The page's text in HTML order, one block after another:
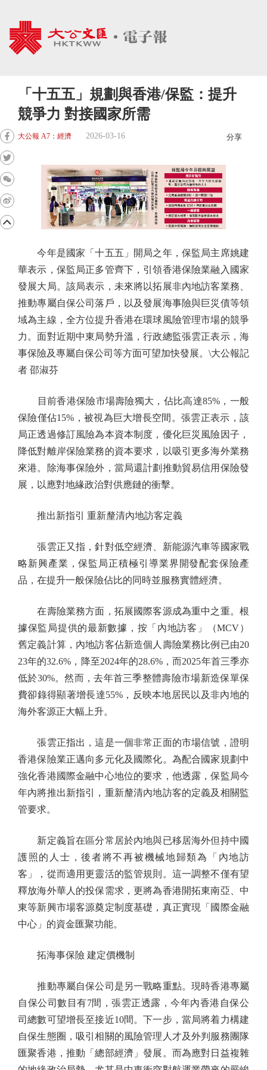
「十五五」規劃與香港/保監：提升
競爭力 對接國家所需
大公報 A7：經濟 2026-03-16 分享
今年是國家「十五五」開局之年，保監局主席姚建
華表示，保監局正多管齊下，引領香港保險業融入國家
發展大局。該局表示，未來將以拓展非內地訪客業務、
推動專屬自保公司落戶，以及發展海事險與巨災債等領
域為主線，全方位提升香港在環球風險管理市場的競爭
力。面對近期中東局勢升溫，行政總監張雲正表示，海
事保險及專屬自保公司等方面可望加快發展。\大公報記
者 邵淑芬
目前香港保險市場壽險獨大，佔比高達85%，一般
保險僅佔15%，被視為巨大增長空間。張雲正表示，該
局正透過修訂風險為本資本制度，優化巨災風險因子，
降低對離岸保險業務的資本要求，以吸引更多海外業務
來港。除海事保險外，當局還計劃推動貿易信用保險發
展，以應對地緣政治對供應鏈的衝擊。
推出新指引 重新釐清內地訪客定義
張雲正又指，針對低空經濟、新能源汽車等國家戰
略新興產業，保監局正積極引導業界開發配套保險產
品，在提升一般保險佔比的同時並服務實體經濟。
在壽險業務方面，拓展國際客源成為重中之重。根
據保監局提供的最新數據，按「內地訪客」（MCV）
舊定義計算，內地訪客佔新造個人壽險業務比例已由20
23年的32.6%，降至2024年的28.6%，而2025年首三季亦
低於30%。然而，去年首三季整體壽險市場新造保單保
費卻錄得顯著增長達55%，反映本地居民以及非內地的
海外客源正大幅上升。
張雲正指出，這是一個非常正面的市場信號，證明
香港保險業正邁向多元化及國際化。為配合國家規劃中
強化香港國際金融中心地位的要求，他透露，保監局今
年內將推出新指引，重新釐清內地訪客的定義及相關監
管要求。
新定義旨在區分常居於內地與已移居海外但持中國
護照的人士，後者將不再被機械地歸類為「內地訪
客」，從而適用更靈活的監管規則。這一調整不僅有望
釋放海外華人的投保需求，更將為香港開拓東南亞、中
東等新興市場客源奠定制度基礎，真正實現「國際金融
中心」的資金匯聚功能。
拓海事保險 建定價機制
推動專屬自保公司是另一戰略重點。現時香港專屬
自保公司數目有7間，張雲正透露，今年內香港自保公
司總數可望增長至接近10間。下一步，當局將着力構建
自保生態圈，吸引相關的風險管理人才及外判服務團隊
匯聚香港，推動「總部經濟」發展。而為應對日益複雜